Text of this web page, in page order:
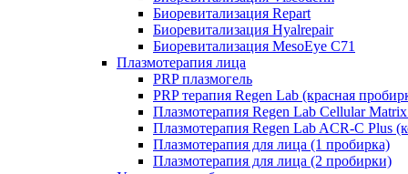
Биоревитализация Repart
Биоревитализация Hyalrepair
Биоревитализация MesoEye C71
Плазмотерапия лица
PRP плазмогель
PRP терапия Regen Lab (красная
Плазмотерапия Regen Lab Cellular
Плазмотерапия Regen Lab ACR-C Plus
Плазмотерапия для лица (1 пробирка)
Плазмотерапия для лица (2 пробирки)